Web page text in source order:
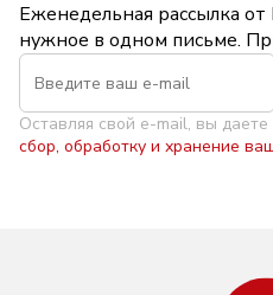
Еженедельная рассылка
нужное в одном письме.
Оставляя свой e-mail, вы даете
сбор, обработку и хранение